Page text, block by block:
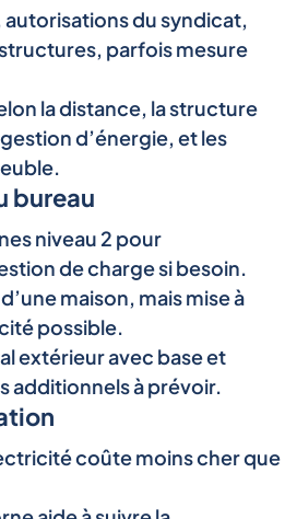
du syndicat,
parfois mesure
la distance, la structure
d’énergie, et les
bureau
niveau 2 pour
de charge si besoin.
maison, mais mise à
possible.
extérieur avec base et
additionnels à prévoir.
coûte moins cher que